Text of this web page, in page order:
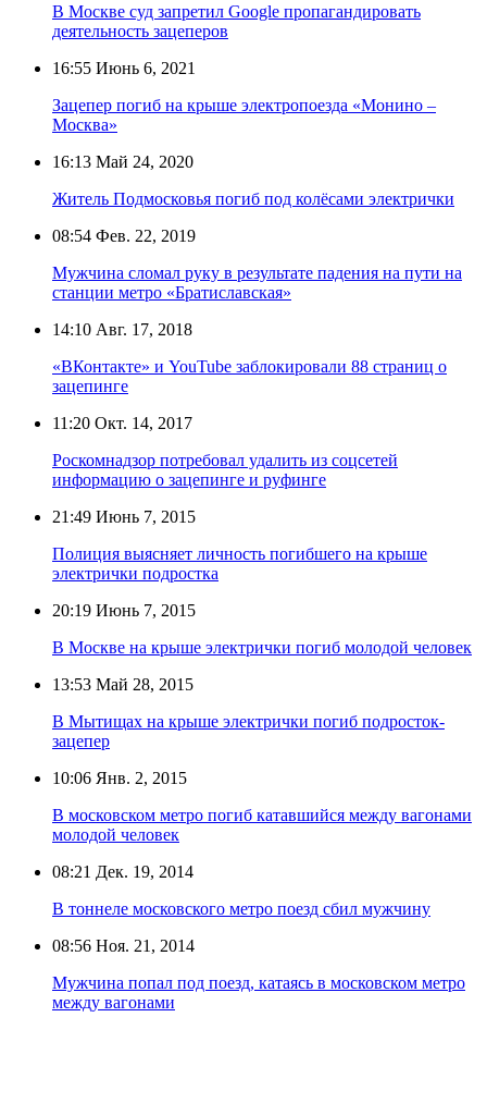
В Москве суд запретил Google пропагандировать
деятельность зацеперов
16:55 Июнь 6, 2021
Зацепер погиб на крыше электропоезда «Монино –
Москва»
16:13 Май 24, 2020
Житель Подмосковья погиб под колёсами электрички
08:54 Фев. 22, 2019
Мужчина сломал руку в результате падения на пути на
станции метро «Братиславская»
14:10 Авг. 17, 2018
«ВКонтакте» и YouTube заблокировали 88 страниц о
зацепинге
11:20 Окт. 14, 2017
Роскомнадзор потребовал удалить из соцсетей
информацию о зацепинге и руфинге
21:49 Июнь 7, 2015
Полиция выясняет личность погибшего на крыше
электрички подростка
20:19 Июнь 7, 2015
В Москве на крыше электрички погиб молодой человек
13:53 Май 28, 2015
В Мытищах на крыше электрички погиб подросток-
зацепер
10:06 Янв. 2, 2015
В московском метро погиб катавшийся между вагонами
молодой человек
08:21 Дек. 19, 2014
В тоннеле московского метро поезд сбил мужчину
08:56 Ноя. 21, 2014
Мужчина попал под поезд, катаясь в московском метро
между вагонами